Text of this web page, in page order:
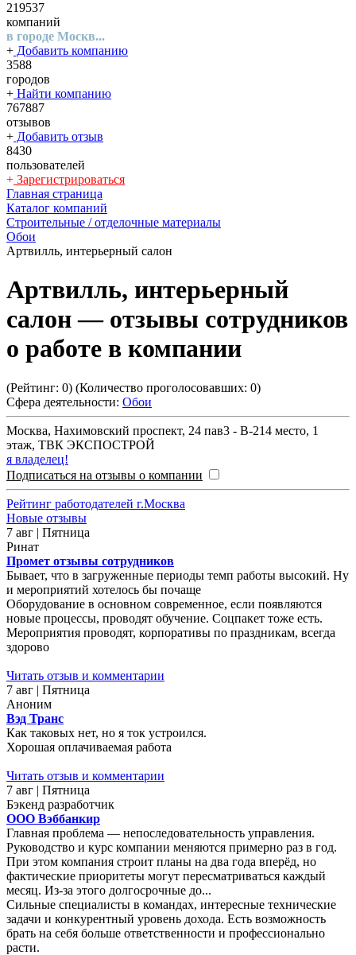
219537
компаний
в городе Москв...
+ Добавить компанию
3588
городов
+ Найти компанию
767887
отзывов
+ Добавить отзыв
8430
пользователей
+ Зарегистрироваться
Главная страница
Каталог компаний
Строительные / отделочные материалы
Обои
Артвилль, интерьерный салон
Артвилль, интерьерный
салон— отзывы сотрудников
о работе в компании
(Рейтинг: 0) (Количество проголосовавших: 0)
Сфера деятельности: Обои
Москва, Нахимовский проспект, 24 пав3 - В-214 место, 1
этаж, ТВК ЭКСПОСТРОЙ
я владелец!
Подписаться на отзывы о компании
Рейтинг работодателей г.Москва
Новые отзывы
7 авг | Пятница
Ринат
Промет отзывы сотрудников
Бывает, что в загруженные периоды темп работы высокий. Ну
и мероприятий хотелось бы почаще
Оборудование в основном современное, если появляются
новые процессы, проводят обучение. Соцпакет тоже есть.
Мероприятия проводят, корпоративы по праздникам, всегда
здорово
Читать отзыв и комментарии
7 авг | Пятница
Аноним
Вэд Транс
Как таковых нет, но я ток устроился.
Хорошая оплачиваемая работа
Читать отзыв и комментарии
7 авг | Пятница
Бэкенд разработчик
ООО Вэббанкир
Главная проблема — непоследовательность управления.
Руководство и курс компании меняются примерно раз в год.
При этом компания строит планы на два года вперёд, но
фактические приоритеты могут пересматриваться каждый
месяц. Из-за этого долгосрочные до...
Сильные специалисты в командах, интересные технические
задачи и конкурентный уровень дохода. Есть возможность
брать на себя больше ответственности и профессионально
расти.